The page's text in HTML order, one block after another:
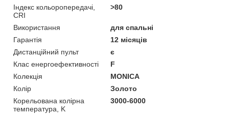
Індекс кольоропередачі,
CRI
>80
Використання
для спальні
Гарантія
12 місяців
Дистанційний пульт
є
Клас енергоефективності
F
Колекція
MONICA
Колір
Золото
Корельована колірна
температура, K
3000-6000